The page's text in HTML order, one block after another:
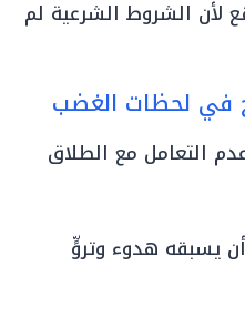
لأن الشروط الشرعية لم
في لحظات الغضب
التعامل مع الطلاق
يسبقه هدوء وتروٍّ